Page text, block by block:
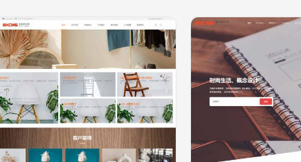
通用模板》免费
通用模板》
》￥20.00
务多用途网站模板》￥39.90
站》免费
免费